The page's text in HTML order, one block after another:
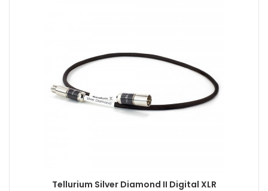
Tellurium Silver Diamond II Digital XLR